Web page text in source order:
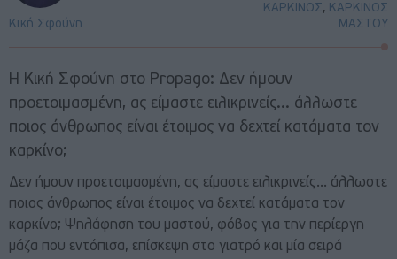
ΚΑΡΚΙΝΟΣ, ΚΑΡΚΙΝΟΣ
ΜΑΣΤΟΥ
Κική Σφούνη
Η Κική Σφούνη στο Propago: Δεν ήμουν
προετοιμασμένη, ας είμαστε ειλικρινείς... άλλωστε
ποιος άνθρωπος είναι έτοιμος να δεχτεί κατάματα τον
καρκίνο;
Δεν ήμουν προετοιμασμένη, ας είμαστε ειλικρινείς… άλλωστε
ποιος άνθρωπος είναι έτοιμος να δεχτεί κατάματα τον
καρκίνο; Ψηλάφηση του μαστού, φόβος για την περίεργη
μάζα που εντόπισα, επίσκεψη στο γιατρό και μία σειρά